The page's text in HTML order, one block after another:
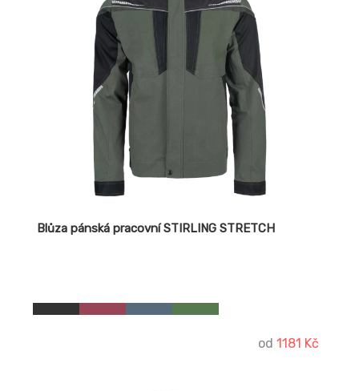
Blůza pánská pracovní STIRLING STRETCH
od 1181 Kč